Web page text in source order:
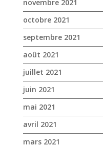
novembre 2021
octobre 2021
septembre 2021
août 2021
juillet 2021
juin 2021
mai 2021
avril 2021
mars 2021